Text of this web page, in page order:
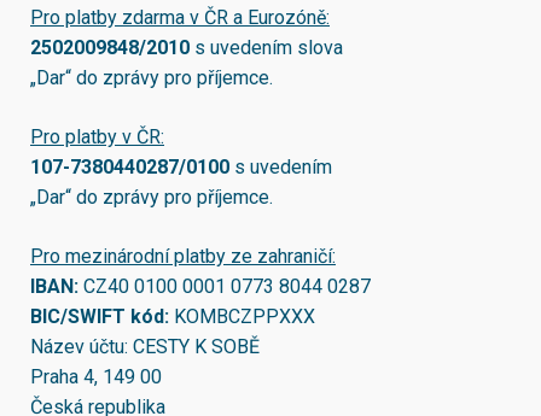
Pro platby zdarma v ČR a Eurozóně:
2502009848/2010 s uvedením slova
„Dar“ do zprávy pro příjemce.
Pro platby v ČR:
107-7380440287/0100 s uvedením
„Dar“ do zprávy pro příjemce.
Pro mezinárodní platby ze zahraničí:
IBAN: CZ40 0100 0001 0773 8044 0287
BIC/SWIFT kód: KOMBCZPPXXX
Název účtu: CESTY K SOBĚ
Praha 4, 149 00
Česká republika